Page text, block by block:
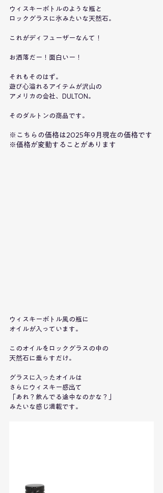
ウィスキーボトルのような瓶と
ロックグラスに氷みたいな天然石。
これがディフューザーなんて！
お洒落だー！面白いー！
それもそのはず。
遊び心溢れるアイテムが沢山の
アメリカの会社、DULTON。
そのダルトンの商品です。
※こちらの価格は2025年9月現在の価格です
※価格が変動することがあります
ウィスキーボトル風の瓶に
オイルが入っています。
このオイルをロックグラスの中の
天然石に垂らすだけ。
グラスに入ったオイルは
さらにウィスキー感出て
「あれ？飲んでる途中なのかな？」
みたいな感じ満載です。